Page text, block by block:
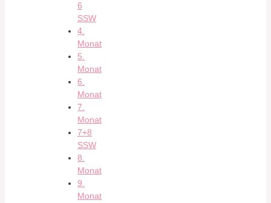
6
SSW
4.
Monat
5.
Monat
6.
Monat
7.
Monat
7+8
SSW
8.
Monat
9.
Monat